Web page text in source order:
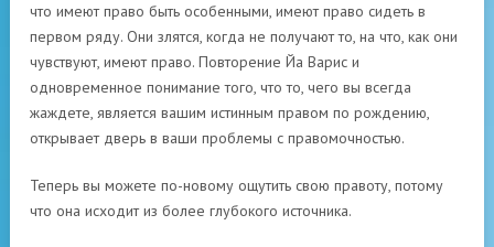
что имеют право быть особенными, имеют право сидеть в
первом ряду. Они злятся, когда не получают то, на что, как они
чувствуют, имеют право. Повторение Йа Варис и
одновременное понимание того, что то, чего вы всегда
жаждете, является вашим истинным правом по рождению,
открывает дверь в ваши проблемы с правомочностью.
Теперь вы можете по-новому ощутить свою правоту, потому
что она исходит из более глубокого источника.